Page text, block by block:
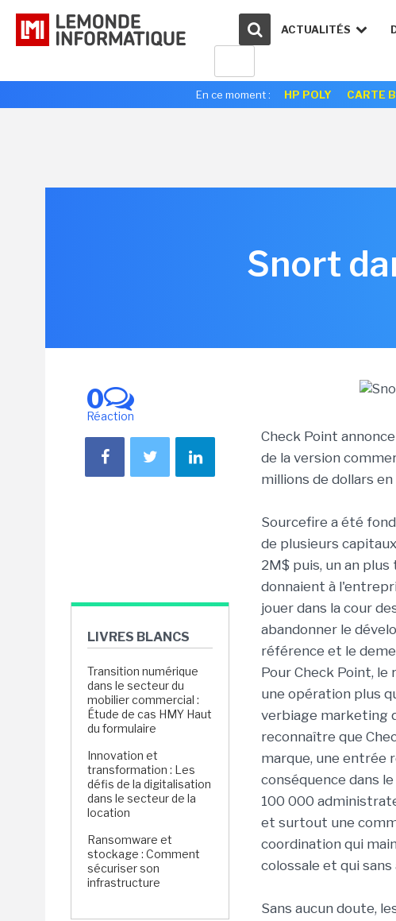
ACTUALITÉS
En ce moment : HP POLY CARTE
Snort
0
Réaction
LIVRES BLANCS
Transition numérique
dans le secteur du
mobilier commercial :
Étude de cas HMY Haut
du formulaire
Innovation et
transformation : Les
défis de la digitalisation
dans le secteur de la
location
Ransomware et
stockage : Comment
sécuriser son
infrastructure
Check Point
de la version
millions de dollars en
Sourcefire a été
de plusieurs
2M$ puis, un an
donnaient à
jouer dans la cour
abandonner le
référence et le
Pour Check Point,
une opération plus
verbiage marketing
reconnaître que
marque, une entrée
conséquence dans
100 000
et surtout une
coordination qui
colossale et qui
Sans aucun doute,